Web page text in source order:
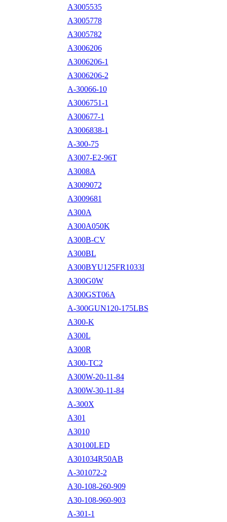
A3005535
A3005778
A3005782
A3006206
A3006206-1
A3006206-2
A-30066-10
A3006751-1
A300677-1
A3006838-1
A-300-75
A3007-E2-96T
A3008A
A3009072
A3009681
A300A
A300A050K
A300B-CV
A300BL
A300BYU125FR1033I
A300G0W
A300GST06A
A-300GUN120-175LBS
A300-K
A300L
A300R
A300-TC2
A300W-20-11-84
A300W-30-11-84
A-300X
A301
A3010
A30100LED
A301034R50AB
A-301072-2
A30-108-260-909
A30-108-960-903
A-301-1